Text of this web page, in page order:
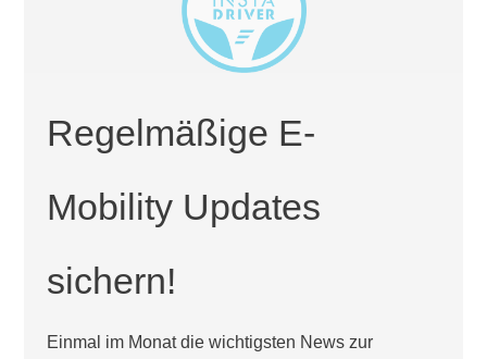
Regelmäßige E-
Mobility Updates
sichern!
Einmal im Monat die wichtigsten News zur